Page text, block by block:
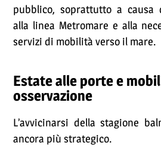
pubblico, soprattutto a causa
alla linea Metromare e alla
servizi di mobilità verso il mare.
Estate alle porte e
osservazione
L’avvicinarsi della stagione
ancora più strategico.